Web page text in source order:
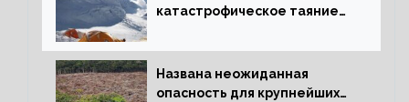
катастрофическое таяние
Названа неожиданная
опасность для крупнейших